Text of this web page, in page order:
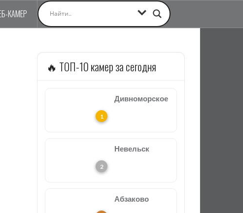
КАМЕР
🔥 ТОП-10 камер за сегодня
Дивноморское
Невельск
Абзаково